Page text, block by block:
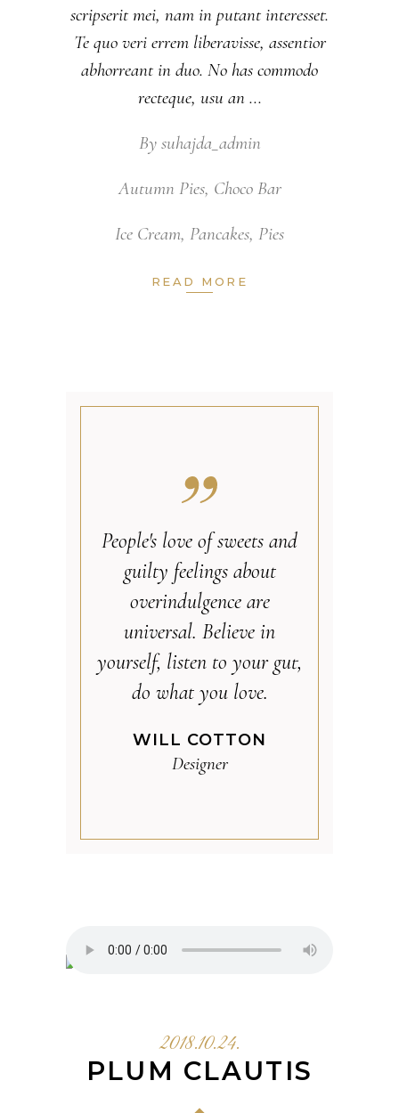
scripserit mei, nam in putant interesset.
Te quo veri errem liberavisse, assentior
abhorreant in duo. No has commodo
recteque, usu an
By suhajda_admin
Autumn Pies, Choco Bar
Ice Cream, Pancakes, Pies
READ MORE
People's love of sweets and
guilty feelings about
overindulgence are
universal. Believe in
yourself, listen to your gut,
do what you love.
WILL COTTON
Designer
2018.10.24.
PLUM CLAUTIS